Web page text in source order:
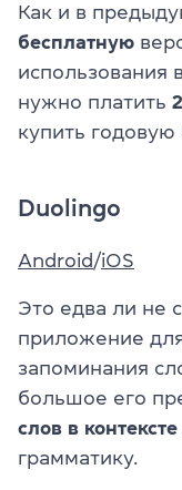
Как и в
бесплатную
использования
нужно платить
купить годовую
Duolingo
Android/iOS
Это едва ли не
приложение
запоминания
большое его
слов в контексте
грамматику.